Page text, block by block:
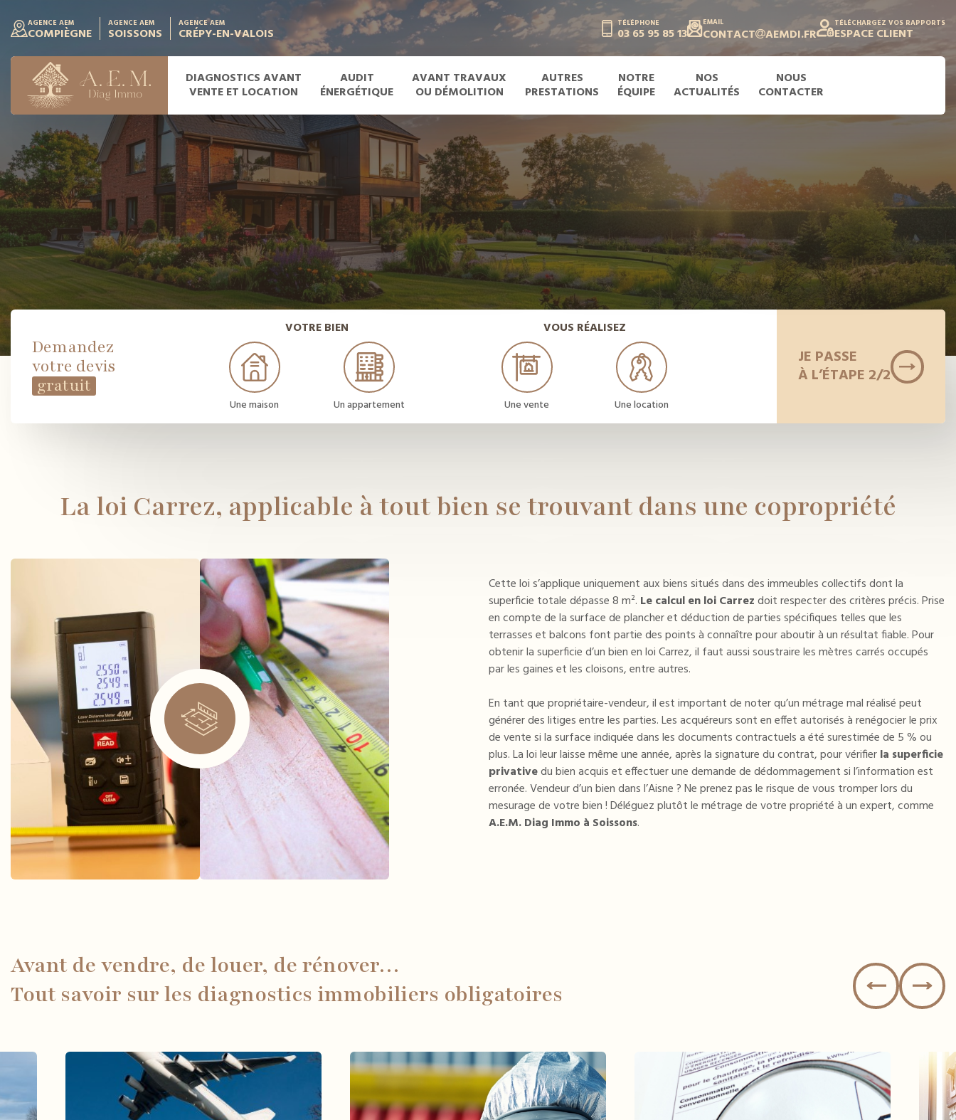
AGENCE AEM
COMPIÈGNE
AGENCE AEM
SOISSONS
AGENCE AEM
CRÉPY-EN-VALOIS
TÉLÉPHONE
03 65 95 85 13
EMAIL
CONTACT AEMDI.FR
TÉLÉCHARGEZ VOS RAPPORTS
ESPACE CLIENT
DIAGNOSTICS AVANT
VENTE ET LOCATION
AUDIT
ÉNERGÉTIQUE
AVANT TRAVAUX
OU DÉMOLITION
AUTRES
PRESTATIONS
NOTRE
ÉQUIPE
NOS
ACTUALITÉS
NOUS
CONTACTER
Demandez
votre devis
gratuit
VOTRE BIEN
Une maison Un appartement
VOUS RÉALISEZ
Une vente Une location
JE PASSE
À L’ÉTAPE 2/2
La loi Carrez, applicable à tout bien se trouvant dans une copropriété
Cette loi s’applique uniquement aux biens situés dans des immeubles collectifs dont la
superficie totale dépasse 8 m². Le calcul en loi Carrezdoit respecter des critères précis. Prise
en compte de la surface de plancher et déduction de parties spécifiques telles que les
terrasses et balcons font partie des points à connaître pour aboutir à un résultat fiable. Pour
obtenir la superficie d’un bien en loi Carrez, il faut aussi soustraire les mètres carrés occupés
par les gaines et les cloisons, entre autres.
En tant que propriétaire-vendeur, il est important de noter qu’un métrage mal réalisé peut
générer des litiges entre les parties. Les acquéreurs sont en effet autorisés à renégocier le prix
de vente si la surface indiquée dans les documents contractuels a été surestimée de 5 % ou
plus. La loi leur laisse même une année, après la signature du contrat, pour vérifierla superficie
privativedu bien acquis et effectuer une demande de dédommagement si l’information est
erronée. Vendeur d’un bien dans l’Aisne ? Ne prenez pas le risque de vous tromper lors du
mesurage de votre bien ! Déléguez plutôt le métrage de votre propriété à un expert, comme
A.E.M. Diag Immo à Soissons.
Avant de vendre, de louer, de rénover…
Tout savoir sur les diagnostics immobiliers obligatoires